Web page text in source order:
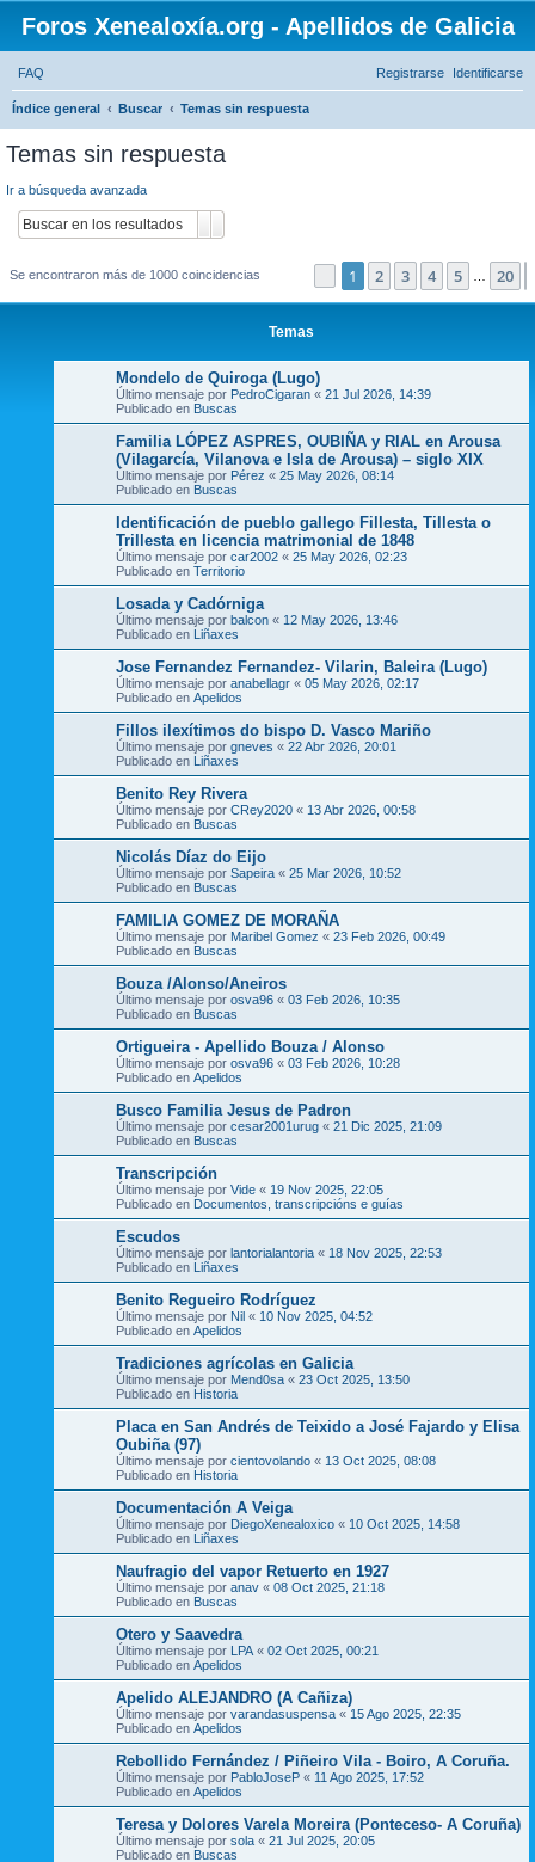
Foros Xenealoxía.org - Apellidos de Galicia
FAQ Identificarse
Registrarse
Índice general Buscar Temas sin respuesta
Temas sin respuesta
Ir a búsqueda avanzada
Se encontraron más de 1000 coincidencias Página de 20
1 2 3 4 5 20
Temas
Mondelo de Quiroga (Lugo)
Último mensaje por PedroCigaran « 21 Jul 2026, 14:39
Publicado en Buscas
Familia LÓPEZ ASPRES, OUBIÑA y RIAL en Arousa
(Vilagarcía, Vilanova e Isla de Arousa) – siglo XIX
Último mensaje por Pérez « 25 May 2026, 08:14
Publicado en Buscas
Identificación de pueblo gallego Fillesta, Tillesta o
Trillesta en licencia matrimonial de 1848
Último mensaje por car2002 « 25 May 2026, 02:23
Publicado en Territorio
Losada y Cadórniga
Último mensaje por balcon « 12 May 2026, 13:46
Publicado en Liñaxes
Jose Fernandez Fernandez- Vilarin, Baleira (Lugo)
Último mensaje por anabellagr « 05 May 2026, 02:17
Publicado en Apelidos
Fillos ilexítimos do bispo D. Vasco Mariño
Último mensaje por gneves « 22 Abr 2026, 20:01
Publicado en Liñaxes
Benito Rey Rivera
Último mensaje por CRey2020 « 13 Abr 2026, 00:58
Publicado en Buscas
Nicolás Díaz do Eijo
Último mensaje por Sapeira « 25 Mar 2026, 10:52
Publicado en Buscas
FAMILIA GOMEZ DE MORAÑA
Último mensaje por Maribel Gomez « 23 Feb 2026, 00:49
Publicado en Buscas
Bouza /Alonso/Aneiros
Último mensaje por osva96 « 03 Feb 2026, 10:35
Publicado en Buscas
Ortigueira - Apellido Bouza / Alonso
Último mensaje por osva96 « 03 Feb 2026, 10:28
Publicado en Apelidos
Busco Familia Jesus de Padron
Último mensaje por cesar2001urug « 21 Dic 2025, 21:09
Publicado en Buscas
Transcripción
Último mensaje por Vide « 19 Nov 2025, 22:05
Publicado en Documentos, transcripcións e guías
Escudos
Último mensaje por lantorialantoria « 18 Nov 2025, 22:53
Publicado en Liñaxes
Benito Regueiro Rodríguez
Último mensaje por Nil « 10 Nov 2025, 04:52
Publicado en Apelidos
Tradiciones agrícolas en Galicia
Último mensaje por Mend0sa « 23 Oct 2025, 13:50
Publicado en Historia
Placa en San Andrés de Teixido a José Fajardo y Elisa
Oubiña (97)
Último mensaje por cientovolando « 13 Oct 2025, 08:08
Publicado en Historia
Documentación A Veiga
Último mensaje por DiegoXenealoxico « 10 Oct 2025, 14:58
Publicado en Liñaxes
Naufragio del vapor Retuerto en 1927
Último mensaje por anav « 08 Oct 2025, 21:18
Publicado en Buscas
Otero y Saavedra
Último mensaje por LPA « 02 Oct 2025, 00:21
Publicado en Apelidos
Apelido ALEJANDRO (A Cañiza)
Último mensaje por varandasuspensa « 15 Ago 2025, 22:35
Publicado en Apelidos
Rebollido Fernández / Piñeiro Vila - Boiro, A Coruña.
Último mensaje por PabloJoseP « 11 Ago 2025, 17:52
Publicado en Apelidos
Teresa y Dolores Varela Moreira (Ponteceso- A Coruña)
Último mensaje por sola « 21 Jul 2025, 20:05
Publicado en Buscas